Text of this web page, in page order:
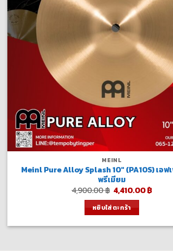
MEINL
Meinl Pure Alloy Splash 10″ (PA10S) เอ
พรีเมียม
4,900.00฿ Original
price
was:
4,900.00 ฿.
4,410.00฿
หยิบใส่ตะกร้า